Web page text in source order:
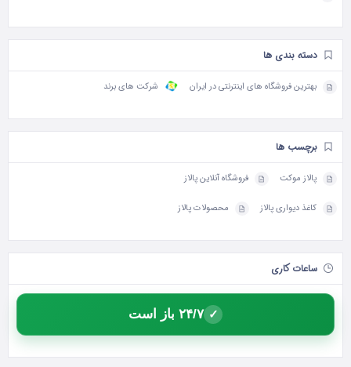
دسته بندی ها
بهترین فروشگاه های اینترنتی در ایران شرکت های برند
برچسب ها
پالاز موکت فروشگاه آنلاین پالاز
کاغذ دیواری پالاز محصولات پالاز
ساعات کاری
✓ ۲۴/۷ باز است